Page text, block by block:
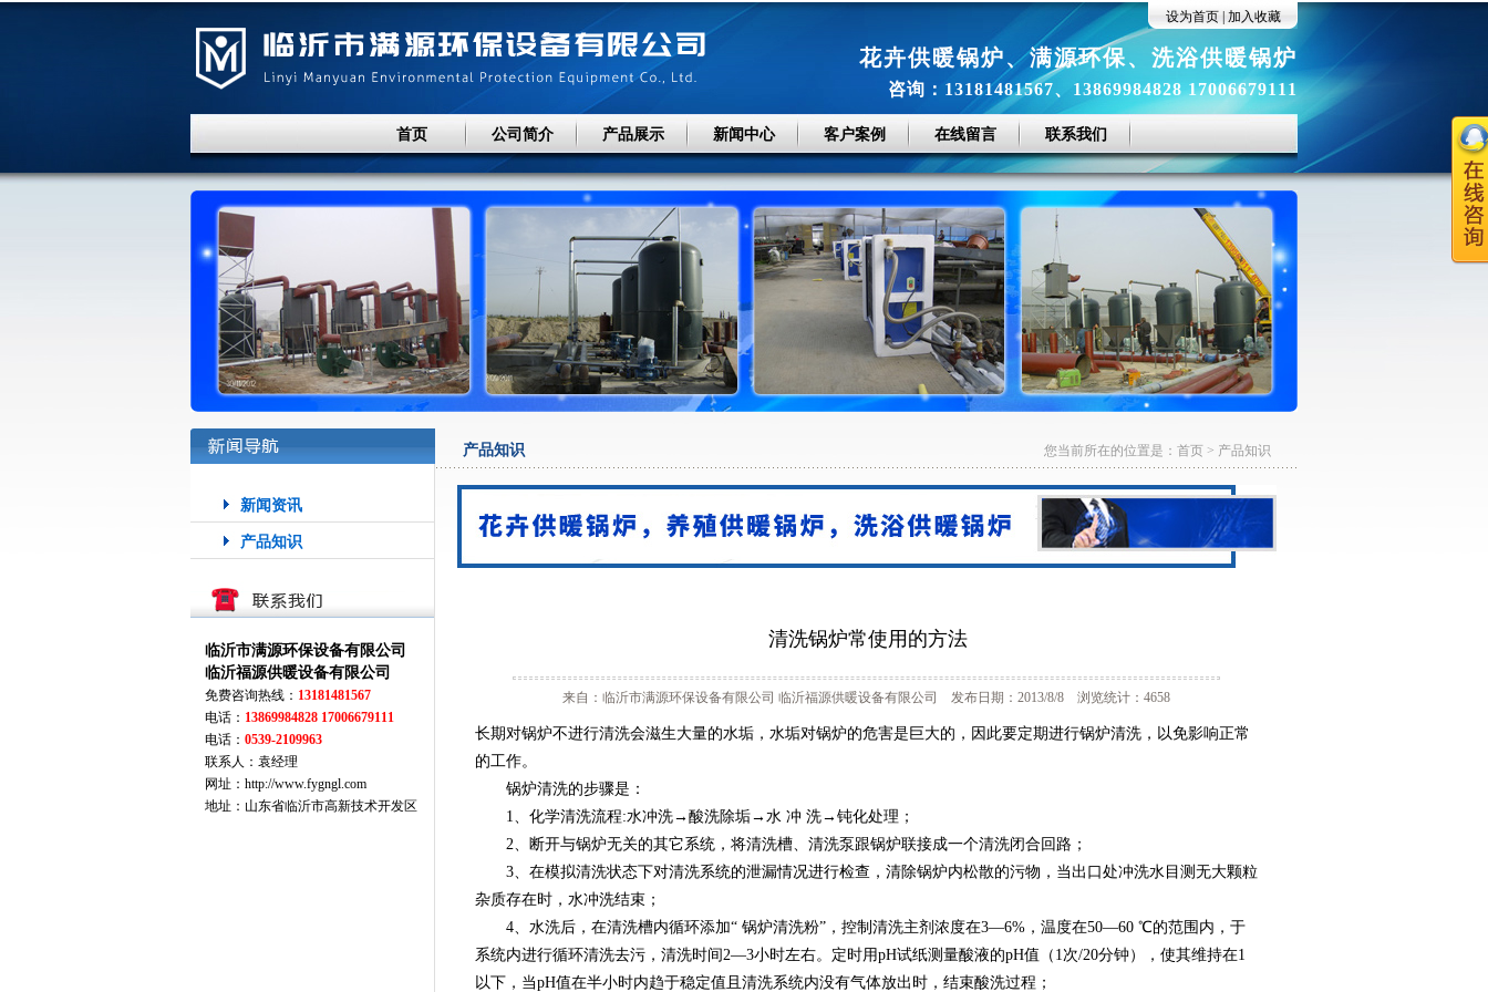
设为首页| 加入收藏
花卉供暖锅炉、满源环保、 洗浴供暖锅炉
咨询：13181481567、13869984828 17006679111
首页 公司简介 产品展示 新闻中心 客户案例 在线留言 联系我们
新闻资讯
产品知识
临沂市满源环保设备有限公司
临沂福源供暖设备有限公司
免费咨询热线： 13181481567
电话： 13869984828 17006679111
电话： 0539-2109963
联系人：袁经理
网址：http://www.fygngl.com
地址：山东省临沂市高新技术开发区
产品知识 您当前所在的位置是： 首页> 产品知识
清洗锅炉常使用的方法
来自：临沂市满源环保设备有限公司 临沂福源供暖设备有限公司 发布日期：2013/8/8 浏览统计：4658
长期对锅炉不进行清洗会滋生大量的水垢，水垢对锅炉的危害是巨大的，因此要定期进行锅炉清洗，以免影响正常
的工作。
锅炉清洗的步骤是：
1、化学清洗流程:水冲洗→酸洗除垢→水 冲 洗→钝化处理；
2、断开与锅炉无关的其它系统，将清洗槽、清洗泵跟锅炉联接成一个清洗闭合回路；
3、在模拟清洗状态下对清洗系统的泄漏情况进行检查，清除锅炉内松散的污物，当出口处冲洗水目测无大颗粒
杂质存在时，水冲洗结束；
4、水洗后，在清洗槽内循环添加“ 锅炉清洗粉”，控制清洗主剂浓度在3—6%，温度在50—60 ℃的范围内，于
系统内进行循环清洗去污，清洗时间2—3小时左右。定时用pH试纸测量酸液的pH值（1次/20分钟），使其维持在1
以下，当pH值在半小时内趋于稳定值且清洗系统内没有气体放出时，结束酸洗过程；